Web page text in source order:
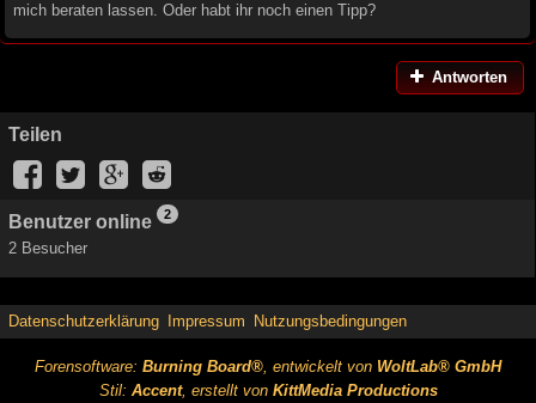
mich beraten lassen. Oder habt ihr noch einen Tipp?
Antworten
Teilen
Benutzer online 2
2 Besucher
Datenschutzerklärung Impressum Nutzungsbedingungen
Forensoftware: Burning Board®, entwickelt von WoltLab® GmbH
Stil: Accent, erstellt von KittMedia Productions